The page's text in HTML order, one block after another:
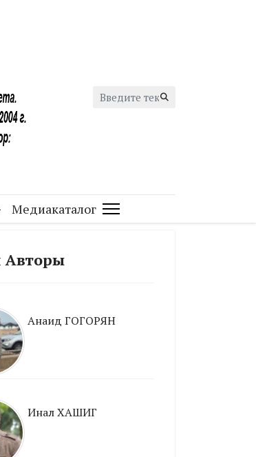
Искать...
Медиакаталог
Анаид ГОГОРЯН
Инал ХАШИГ